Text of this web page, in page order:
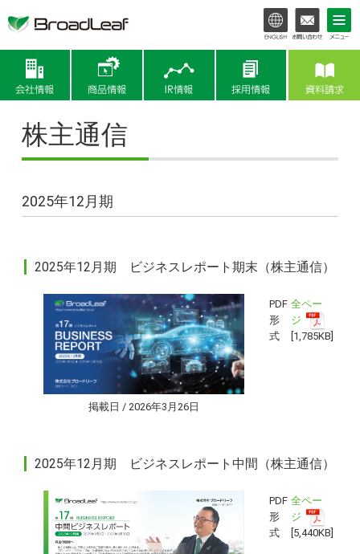
商品情報
株主通信
2025年12月期
2025年12月期 ビジネスレポート期末（株主通信）
掲載日 / 2026年3月26日
PDF
形
式
全ペー
ジ
[1,785KB]
2025年12月期 ビジネスレポート中間（株主通信）
PDF
形
式
全ペー
ジ
[5,440KB]